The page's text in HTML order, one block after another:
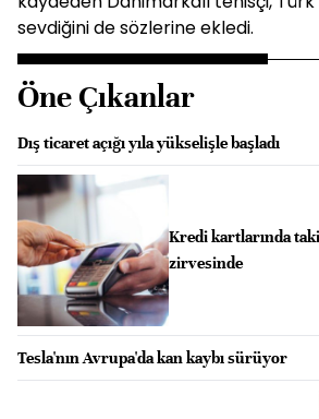
sevdiğini de sözlerine ekledi.
Öne Çıkanlar
Dış ticaret açığı yıla yükselişle başladı
Kredi kartlarında
zirvesinde
Tesla'nın Avrupa'da kan kaybı sürüyor